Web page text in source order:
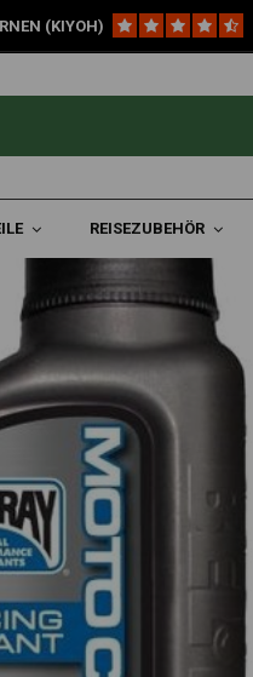
(KIYOH)
REISEZUBEHÖR
Moto Chill Kühlmittel |1 Liter